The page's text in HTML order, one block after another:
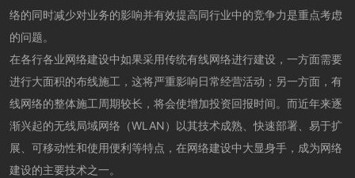
络的同时减少对业务的影响并有效提高同行业中的竞争力是重点考虑
的问题。
在各行各业网络建设中如果采用传统有线网络进行建设，一方面需要
进行大面积的布线施工，这将严重影响日常经营活动；另一方面，有
线网络的整体施工周期较长，将会使增加投资回报时间。而近年来逐
渐兴起的无线局域网络（WLAN）以其技术成熟、快速部署、易于扩
展、可移动性和使用便利等特点，在网络建设中大显身手，成为网络
建设的主要技术之一。